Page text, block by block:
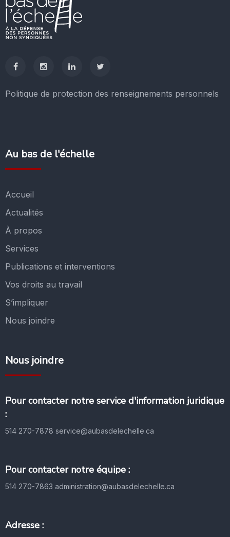
Politique de protection des renseignements personnels
Au bas de l'échelle
Accueil
Actualités
À propos
Services
Publications et interventions
Vos droits au travail
S’impliquer
Nous joindre
Nous joindre
Pour contacter notre service d'information juridique
:
514 270-7878 service@aubasdelechelle.ca
Pour contacter notre équipe :
514 270-7863 administration@aubasdelechelle.ca
Adresse :